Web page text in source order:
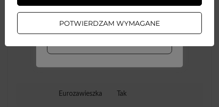
Szerokość opakowania
towaru w cm
9 Więcej
Eurozawieszka Tak
ZAŁÓŻ KONTO
POTWIERDZAM WYMAGANE